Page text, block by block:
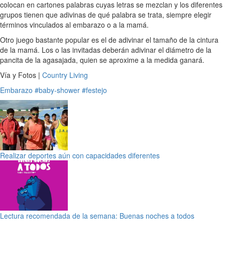
colocan en cartones palabras cuyas letras se mezclan y los diferentes
grupos tienen que adivinas de qué palabra se trata, siempre elegir
términos vinculados al embarazo o a la mamá.
Otro juego bastante popular es el de adivinar el tamaño de la cintura
de la mamá. Los o las invitadas deberán adivinar el diámetro de la
pancita de la agasajada, quien se aproxime a la medida ganará.
Vía y Fotos | Country Living
Embarazo #baby-shower #festejo
Realizar deportes aún con capacidades diferentes
Lectura recomendada de la semana: Buenas noches a todos